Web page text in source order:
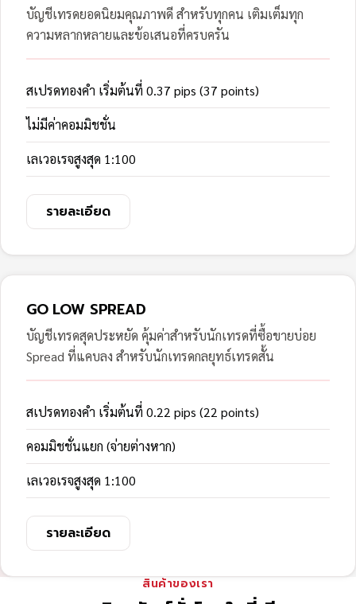
บัญชีเทรดยอดนิยมคุณภาพดี สำหรับทุกคน เติมเต็มทุก
ความหลากหลายและข้อเสนอที่ครบครัน
สเปรดทองคำ เริ่มต้นที่ 0.37 pips (37 points)
ไม่มีค่าคอมมิชชั่น
เลเวอเรจสูงสุด 1:100
รายละเอียด
GO LOW SPREAD
บัญชีเทรดสุดประหยัด คุ้มค่าสำหรับนักเทรดที่ซื้อขายบ่อย
Spread ที่แคบลง สำหรับนักเทรดกลยุทธ์เทรดสั้น
สเปรดทองคำ เริ่มต้นที่ 0.22 pips (22 points)
คอมมิชชั่นแยก (จ่ายต่างหาก)
เลเวอเรจสูงสุด 1:100
รายละเอียด
สินค้าของเรา